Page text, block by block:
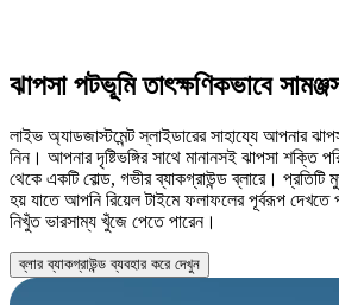
ঝাপসা পটভূমি তাৎক্ষণিকভাবে
লাইভ অ্যাডজাস্টমেন্ট স্লাইডারের সাহায্যে আপনার
নিন। আপনার দৃষ্টিভঙ্গির সাথে মানানসই ঝাপসা শক্তি
থেকে একটি বোল্ড, গভীর ব্যাকগ্রাউন্ড ব্লারে। প্রতিটি
হয় যাতে আপনি রিয়েল টাইমে ফলাফলের পূর্বরূপ
নিখুঁত ভারসাম্য খুঁজে পেতে পারেন।
ব্লার ব্যাকগ্রাউন্ড ব্যবহার করে দেখুন